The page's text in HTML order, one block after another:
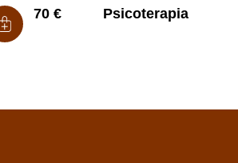
70€ Psicoterapia